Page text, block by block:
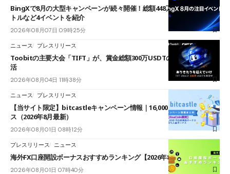
BingXで8月の大型キャンペーンが続々開催！総額448万USDT超のAIバ
トルなど4イベントを紹介
2026年08月07日 09時25分
ニュース プレスリリース
Toobitの主要大会「TIFT」が、賞金総額300万USDTのレースとして復
活
2026年08月04日 11時38分
ニュース プレスリリース
【当サイト限定】bitcastleキャンペーン情報｜16,000円口座開設ボーナ
ス（2026年8月最新）
2026年08月01日 08時12分
プレスリリース ニュース
海外FX口座開設ボーナスおすすめランキング【2026年8月最新】
2026年08月01日 07時40分